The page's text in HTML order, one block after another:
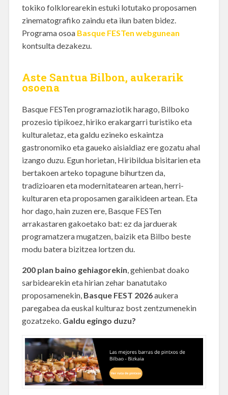
tokiko folklorearekin estuki lotutako proposamen
zinematografiko zaindu eta ilun baten bidez.
Programa osoa Basque FESTen webgunean
kontsulta dezakezu.
Aste Santua Bilbon, aukerarik
osoena
Basque FESTen programaziotik harago, Bilboko
prozesio tipikoez, hiriko erakargarri turistiko eta
kulturaletaz, eta galdu ezineko eskaintza
gastronomiko eta gaueko aisialdiaz ere gozatu ahal
izango duzu. Egun horietan, Hiribildua bisitarien eta
bertakoen arteko topagune bihurtzen da,
tradizioaren eta modernitatearen artean, herri-
kulturaren eta proposamen garaikideen artean. Eta
hor dago, hain zuzen ere, Basque FESTen
arrakastaren gakoetako bat: ez da jarduerak
programatzera mugatzen, baizik eta Bilbo beste
modu batera bizitzea lortzen du.
200 plan baino gehiagorekin , gehienbat doako
sarbidearekin eta hirian zehar banatutako
proposamenekin, Basque FEST 2026aukera
paregabea da euskal kulturaz bost zentzumenekin
gozatzeko. Galdu egingo duzu?